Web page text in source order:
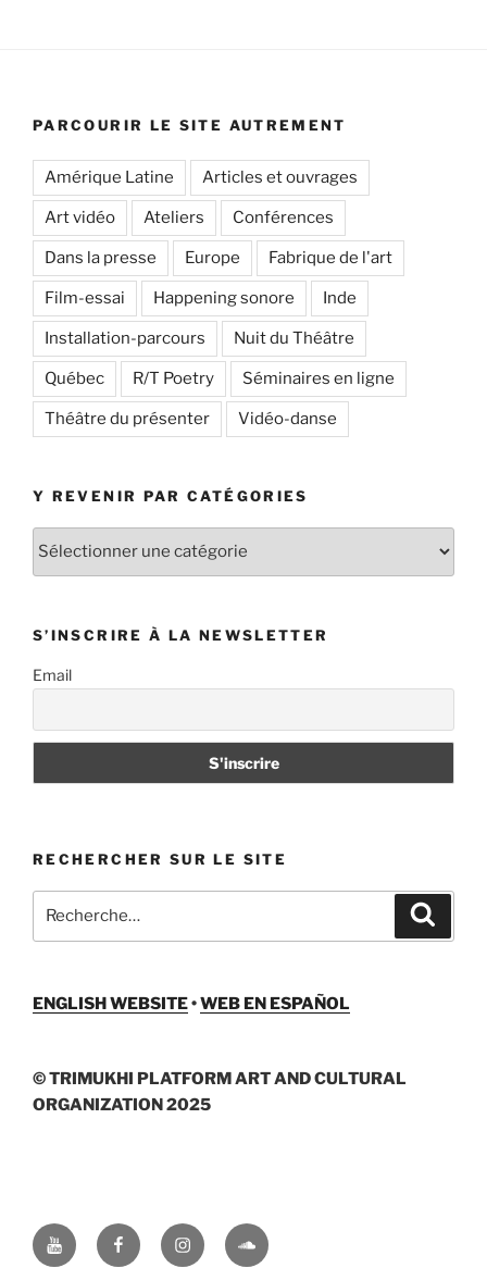
PARCOURIR LE SITE AUTREMENT
Amérique Latine Articles et ouvrages
Art vidéo Ateliers Conférences
Dans la presse Europe Fabrique de l'art
Film-essai Happening sonore Inde
Installation-parcours Nuit du Théâtre
Québec R/T Poetry Séminaires en ligne
Théâtre du présenter Vidéo-danse
Y REVENIR PAR CATÉGORIES
Y
S’INSCRIRE À LA NEWSLETTER
Email
RECHERCHER SUR LE SITE
pour
ENGLISH WEBSITE•WEB EN ESPAÑOL
© TRIMUKHI PLATFORM ART AND CULTURAL
ORGANIZATION 2025
Youtube FacebookInstagramSoundcloud